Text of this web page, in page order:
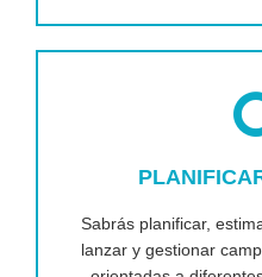
Sabrás planificar,
lanzar y gestionar